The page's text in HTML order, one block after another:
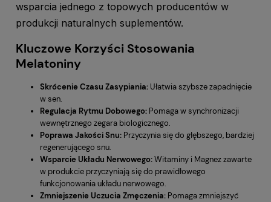
wsparcia jednego z topowych producentów w
produkcji naturalnych suplementów.
Kluczowe Korzyści Stosowania
Melatoniny
Skrócenie Czasu Zasypiania: Ułatwia szybsze zapadnięcie
w sen.
Regulacja Rytmu Dobowego: Pomaga w synchronizacji
wewnętrznego zegara biologicznego.
Poprawa Jakości Snu: Przyczynia się do głębszego, bardziej
regenerującego snu.
Wsparcie Układu Nerwowego:Witaminy i Magnez zawarte
w produkcie przyczyniają się do prawidłowego
funkcjonowania układu nerwowego.
Zmniejszenie Uczucia Zmęczenia: Pomaga zmniejszyć